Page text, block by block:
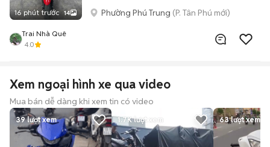
16 phút trước 14 Phường Phú Trung (P. Tân Phú mới)
Trai Nhà Quê
4.0
Xem ngoại hình xe qua video
Mua bán dễ dàng khi xem tin có video
39lượt xem 1.7Klượt xem 63lượt xem